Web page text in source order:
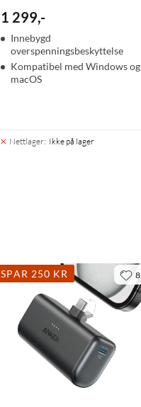
1 299,-
Innebygd
overspenningsbeskyttelse
Kompatibel med Windows og
macOS
Nettlager: Ikke på lager
SPAR 250 KR 8